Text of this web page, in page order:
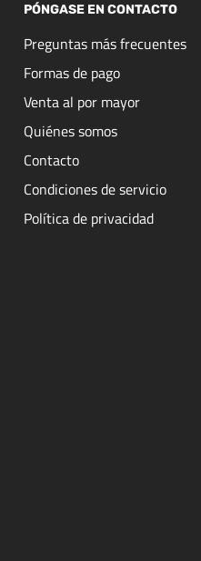
PÓNGASE EN CONTACTO
Preguntas más frecuentes
Formas de pago
Venta al por mayor
Quiénes somos
Contacto
Condiciones de servicio
Política de privacidad